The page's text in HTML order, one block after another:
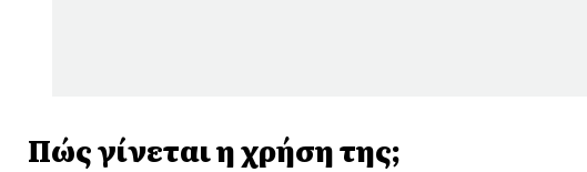
Πώς γίνεται η χρήση της;